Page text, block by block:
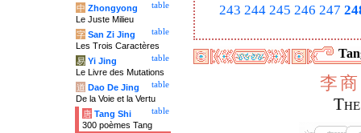
243 244 245 246 247
李商
table
中 Zhongyong
Le Juste Milieu
table
字 San Zi Jing
Les Trois Caractères
table
易 Yi Jing
Le Livre des Mutations
table
道 Dao De Jing
De la Voie et la Vertu
table
唐 Tang Shi
300 poèmes Tang